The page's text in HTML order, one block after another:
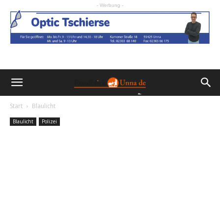
- Werbung -
Start Blaulicht
Blaulicht Polizei